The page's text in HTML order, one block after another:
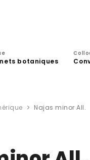
botaniques
Najas minor All.